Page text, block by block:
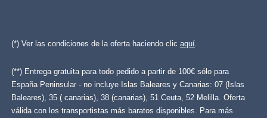
(*) Ver las condiciones de la oferta haciendo clic aquí.
(**) Entrega gratuita para todo pedido a partir de 100€ sólo para
España Peninsular - no incluye Islas Baleares y Canarias: 07 (Islas
Baleares), 35 ( canarias), 38 (canarias), 51 Ceuta, 52 Melilla. Oferta
válida con los transportistas más baratos disponibles. Para más